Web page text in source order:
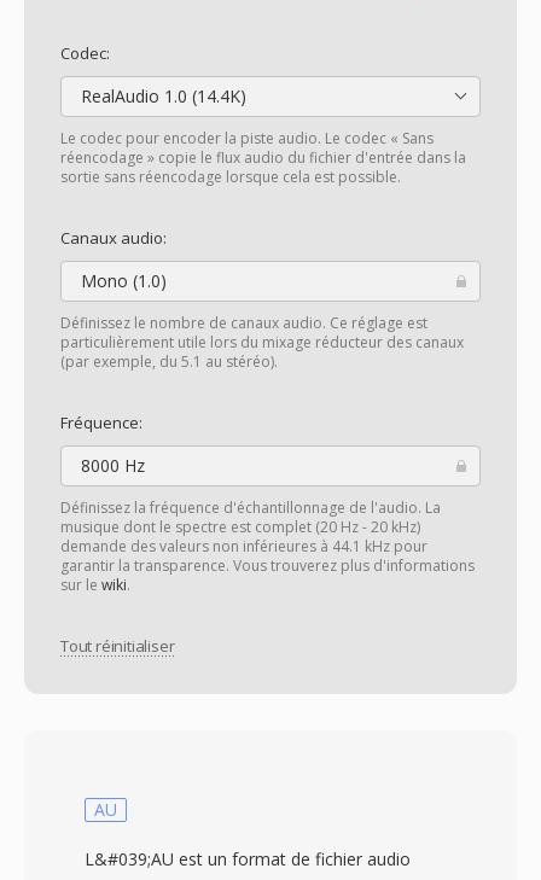
Codec:
RealAudio 1.0 (14.4K)
Le codec pour encoder la piste audio. Le codec « Sans
réencodage » copie le flux audio du fichier d'entrée dans la
sortie sans réencodage lorsque cela est possible.
Canaux audio:
Mono (1.0)
Définissez le nombre de canaux audio. Ce réglage est
particulièrement utile lors du mixage réducteur des canaux
(par exemple, du 5.1 au stéréo).
Fréquence:
8000 Hz
Définissez la fréquence d'échantillonnage de l'audio. La
musique dont le spectre est complet (20 Hz - 20 kHz)
demande des valeurs non inférieures à 44.1 kHz pour
garantir la transparence. Vous trouverez plus d'informations
sur le wiki.
Tout réinitialiser
AU
L&#039;AU est un format de fichier audio